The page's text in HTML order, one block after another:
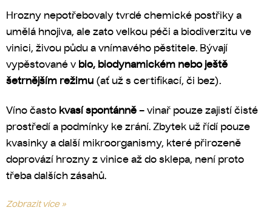
Hrozny nepotřebovaly tvrdé chemické postřiky a
umělá hnojiva, ale zato velkou péči a biodiverzitu ve
vinici, živou půdu a vnímavého pěstitele. Bývají
vypěstované v bio, biodynamickém nebo ještě
šetrnějším režimu (ať už s certifikací, či bez).
Víno často kvasí spontánně – vinař pouze zajistí čisté
prostředí a podmínky ke zrání. Zbytek už řídí pouze
kvasinky a další mikroorganismy, které přirozeně
doprovází hrozny z vinice až do sklepa, není proto
třeba dalších zásahů.
Zobrazit více »